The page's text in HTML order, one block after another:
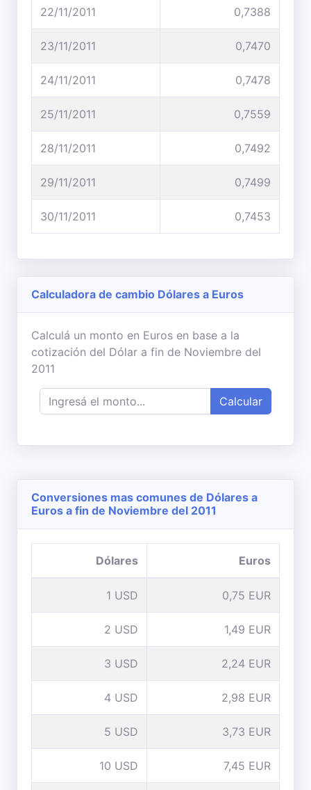
22/11/2011 0,7388
23/11/2011 0,7470
24/11/2011 0,7478
25/11/2011 0,7559
28/11/2011 0,7492
29/11/2011 0,7499
30/11/2011 0,7453
Calculadora de cambio Dólares a Euros
Calculá un monto en Euros en base a la
cotización del Dólar a fin de Noviembre del
2011
Calcular
Conversiones mas comunes de Dólares a
Euros a fin de Noviembre del 2011
Dólares Euros
1 USD 0,75 EUR
2 USD 1,49 EUR
3 USD 2,24 EUR
4 USD 2,98 EUR
5 USD 3,73 EUR
10 USD 7,45 EUR